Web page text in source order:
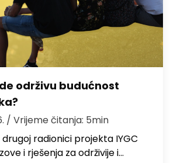
održivu budućnost
/ Vrijeme čitanja: 5min
radionici projekta IYGC
i rješenja za održivije i…